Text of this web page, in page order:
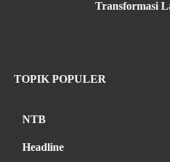
Transformasi
TOPIK POPULER
NTB
Headline